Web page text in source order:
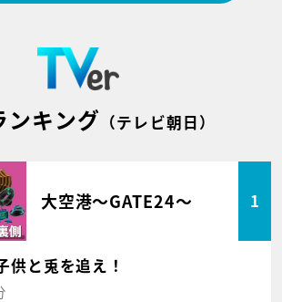
ンキング （テレビ朝日）
大空港～GATE24～ 1
供と兎を追え！